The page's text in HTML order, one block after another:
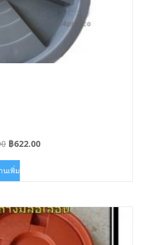
Original
was:
฿830.00.
฿622.00Current
นเพิ่ม